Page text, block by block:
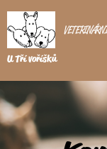
U Tří voříšků